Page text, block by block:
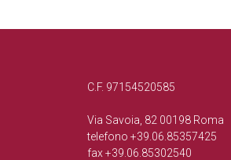
C.F. 97154520585
Via Savoia, 82 00198 Roma
telefono +39.06.85357425
fax +39.06.85302540